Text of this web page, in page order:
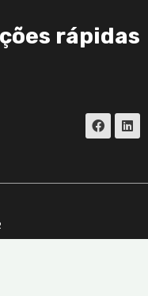
rápidas
F
a
c
o
L
i
n
d